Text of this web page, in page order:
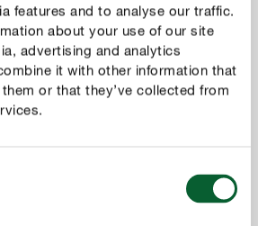
features and to analyse our traffic.
about your use of our site
advertising and analytics
it with other information that
or that they’ve collected from